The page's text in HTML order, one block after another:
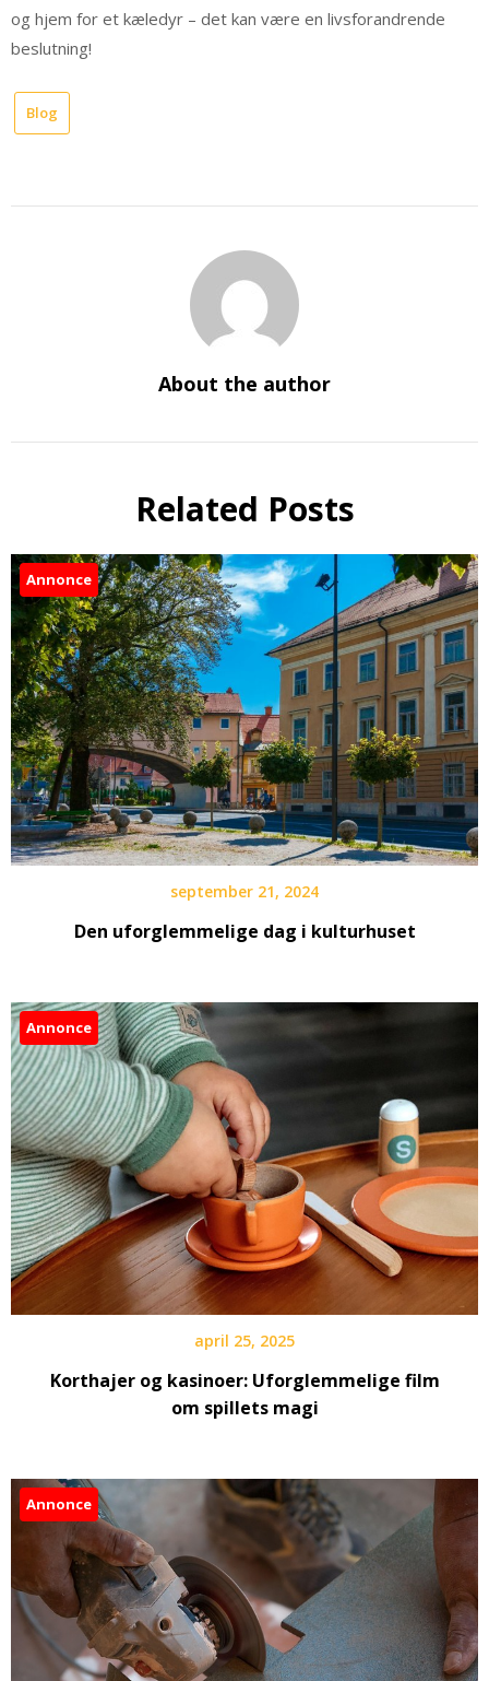
og hjem for et kæledyr – det kan være en livsforandrende
beslutning!
Blog
About the author
Related Posts
Annonce
september 21, 2024
Den uforglemmelige dag i kulturhuset
Annonce
april 25, 2025
Korthajer og kasinoer: Uforglemmelige film
om spillets magi
Annonce